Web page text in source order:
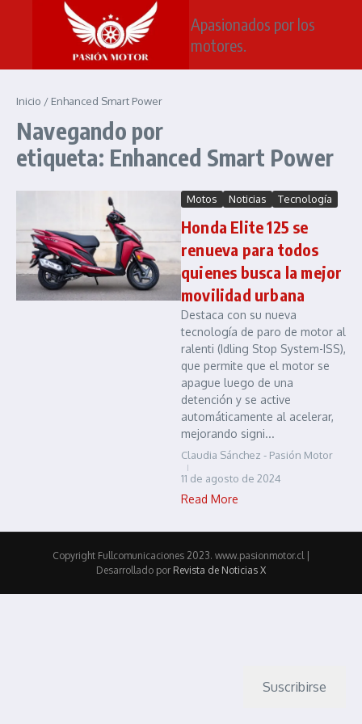
Saltar al contenido
Apasionados por los
motores.
Inicio / Enhanced Smart Power
Navegando por
etiqueta: Enhanced Smart Power
Motos Noticias Tecnología
Honda Elite 125 se
renueva para todos
quienes busca la mejor
movilidad urbana
Destaca con su nueva
tecnología de paro de motor al
ralenti (Idling Stop System-ISS),
que permite que el motor se
apague luego de una
detención y se active
automáticamente al acelerar,
mejorando signi...
Claudia Sánchez - Pasión Motor
11 de agosto de 2024
Read More
Copyright Fullcomunicaciones 2023. www.pasionmotor.cl |
Desarrollado por Revista de Noticias X
Suscribirse